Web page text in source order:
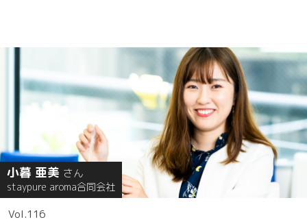
小暮 亜美 さん
staypure aroma合同会社
116